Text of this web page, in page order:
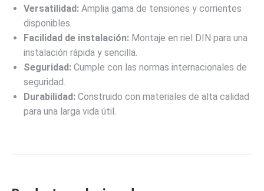
Versatilidad: Amplia gama de tensiones y corrientes
disponibles.
Facilidad de instalación: Montaje en riel DIN para una
instalación rápida y sencilla.
Seguridad: Cumple con las normas internacionales de
seguridad.
Durabilidad: Construido con materiales de alta calidad
para una larga vida útil.